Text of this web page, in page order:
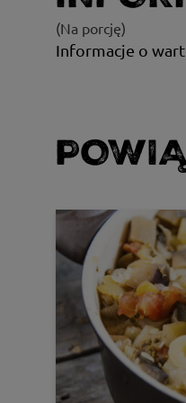
(Na porcję)
Informacje o